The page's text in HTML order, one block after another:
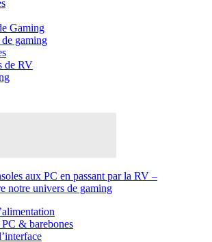
Gaming
de gaming
de RV
aux PC en passant par la RV –
notre univers de gaming
& barebones